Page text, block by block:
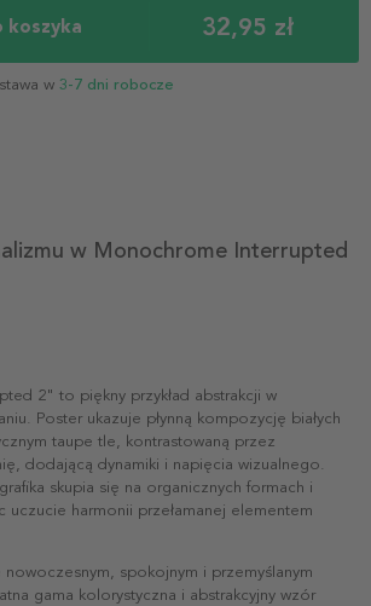
koszyka 32,95 zł
w 3-7 dni robocze
w Monochrome Interrupted
2" to piękny przykład abstrakcji w
Poster ukazuje płynną kompozycję białych
taupe tle, kontrastowaną przez
dodającą dynamiki i napięcia wizualnego.
skupia się na organicznych formach i
uczucie harmonii przełamanej elementem
nowoczesnym, spokojnym i przemyślanym
gama kolorystyczna i abstrakcyjny wzór